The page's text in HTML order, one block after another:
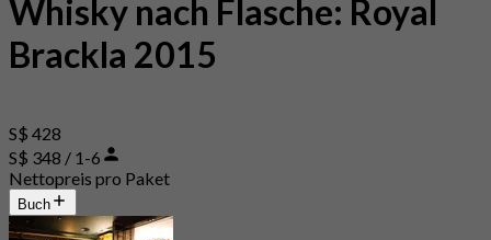
Whisky nach Flasche: Royal
Brackla 2015
S$ 428
S$ 348 / 1-6
Nettopreis pro Paket
Buch